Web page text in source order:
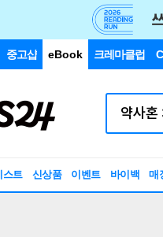
중고샵 eBook 크레마클럽
스트 신상품 이벤트 바이백 매